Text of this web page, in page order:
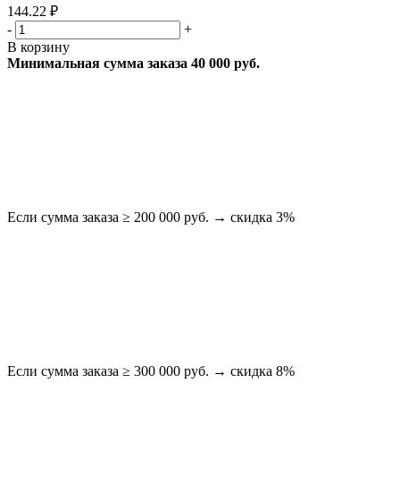
144.22 ₽
-
+
В корзину
Минимальная сумма заказа 40 000 руб.
Если сумма заказа ≥ 200 000 руб. → скидка 3%
Если сумма заказа ≥ 300 000 руб. → скидка 8%